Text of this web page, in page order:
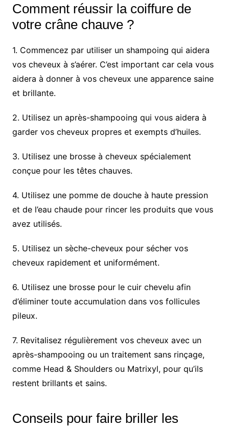
Comment réussir la coiffure de
votre crâne chauve ?
1. Commencez par utiliser un shampoing qui aidera
vos cheveux à s’aérer. C’est important car cela vous
aidera à donner à vos cheveux une apparence saine
et brillante.
2. Utilisez un après-shampooing qui vous aidera à
garder vos cheveux propres et exempts d’huiles.
3. Utilisez une brosse à cheveux spécialement
conçue pour les têtes chauves.
4. Utilisez une pomme de douche à haute pression
et de l’eau chaude pour rincer les produits que vous
avez utilisés.
5. Utilisez un sèche-cheveux pour sécher vos
cheveux rapidement et uniformément.
6. Utilisez une brosse pour le cuir chevelu afin
d’éliminer toute accumulation dans vos follicules
pileux.
7. Revitalisez régulièrement vos cheveux avec un
après-shampooing ou un traitement sans rinçage,
comme Head & Shoulders ou Matrixyl, pour qu’ils
restent brillants et sains.
Conseils pour faire briller les